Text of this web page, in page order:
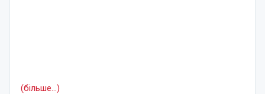
(більше…)